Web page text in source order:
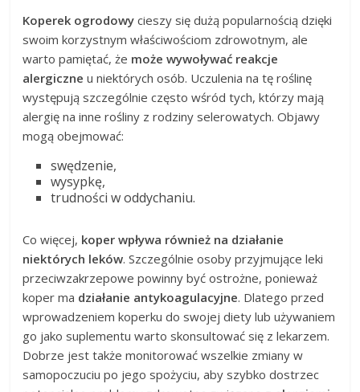
Koperek ogrodowy cieszy się dużą popularnością dzięki
swoim korzystnym właściwościom zdrowotnym, ale
warto pamiętać, że może wywoływać reakcje
alergiczne u niektórych osób. Uczulenia na tę roślinę
występują szczególnie często wśród tych, którzy mają
alergię na inne rośliny z rodziny selerowatych. Objawy
mogą obejmować:
swędzenie,
wysypkę,
trudności w oddychaniu.
Co więcej, koper wpływa również na działanie
niektórych leków. Szczególnie osoby przyjmujące leki
przeciwzakrzepowe powinny być ostrożne, ponieważ
koper ma działanie antykoagulacyjne. Dlatego przed
wprowadzeniem koperku do swojej diety lub używaniem
go jako suplementu warto skonsultować się z lekarzem.
Dobrze jest także monitorować wszelkie zmiany w
samopoczuciu po jego spożyciu, aby szybko dostrzec